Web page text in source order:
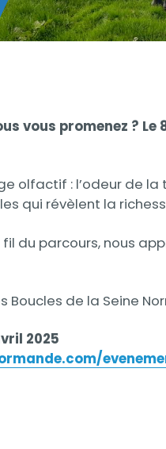
vous promenez ? Le
olfactif : l’odeur de
qui révèlent la
du parcours, nous
de la Seine
2025